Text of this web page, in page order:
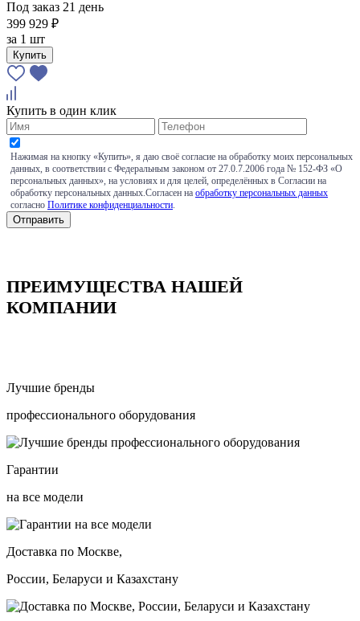
Под заказ 21 день
399 929 ₽
за 1 шт
Купить
Купить в один клик
Нажимая на кнопку «Купить», я даю своё согласие на обработку моих персональных
данных, в соответствии с Федеральным законом от 27.0.7.2006 года № 152-ФЗ «О
персональных данных», на условиях и для целей, определённых в Согласии на
обработку персональных данных.Согласен на обработку персональных данных
согласно Политике конфиденциальности
ПРЕИМУЩЕСТВА НАШЕЙ
КОМПАНИИ
Лучшие бренды
профессионального оборудования
Гарантии
на все модели
Доставка по Москве,
России, Беларуси и Казахстану